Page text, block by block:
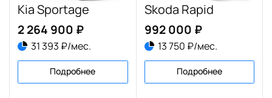
Kia Sportage
2 264 900 ₽
31 393 ₽/мес.
Подробнее
Skoda Rapid
992 000 ₽
13 750 ₽/мес.
Подробнее